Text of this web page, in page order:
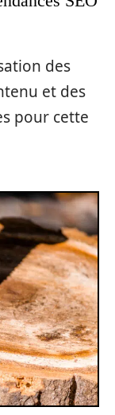
des
et des
pour cette